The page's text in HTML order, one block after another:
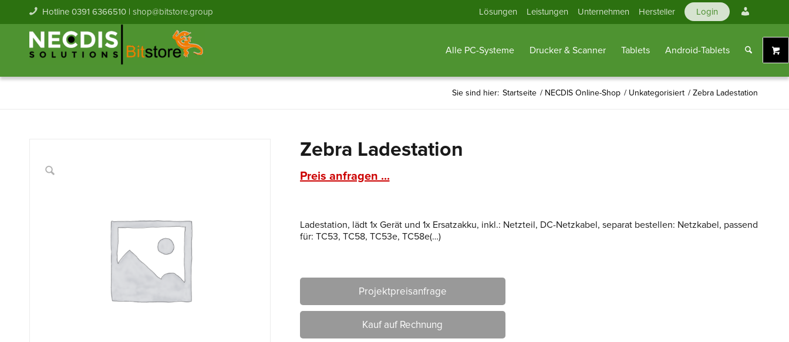
Lösungen Leistungen Unternehmen Hersteller Login
Konto
Hotline 0391 6366510 | shop@bitstore.group
Alle PC-Systeme Drucker & Scanner Tablets Android-Tablets
Sie sind hier: Startseite / NECDIS Online-Shop / Unkategorisiert / Zebra Ladestation
Zebra Ladestation
Preis anfragen ...
Ladestation, lädt 1x Gerät und 1x Ersatzakku, inkl.: Netzteil, DC-Netzkabel, separat bestellen: Netzkabel, passend
für: TC53, TC58, TC53e, TC58e(…)
Projektpreisanfrage
Kauf auf Rechnung